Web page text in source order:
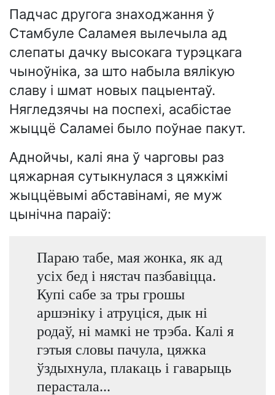
Падчас другога знаходжання ў
Стамбуле Саламея вылечыла ад
слепаты дачку высокага турэцкага
чыноўніка, за што набыла вялікую
славу і шмат новых пацыентаў.
Нягледзячы на поспехі, асабістае
жыццё Саламеі было поўнае пакут.
Аднойчы, калі яна ў чарговы раз
цяжарная сутыкнулася з цяжкімі
жыццёвымі абставінамі, яе муж
цынічна параіў:
Параю табе, мая жонка, як ад
усіх бед і нястач пазбавіцца.
Купі сабе за тры грошы
аршэніку і атруціся, дык ні
родаў, ні мамкі не трэба. Калі я
гэтыя словы пачула, цяжка
ўздыхнула, плакаць і гаварыць
перастала...